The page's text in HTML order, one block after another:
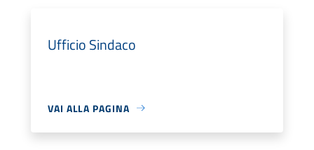
Ufficio Sindaco
VAI ALLA PAGINA